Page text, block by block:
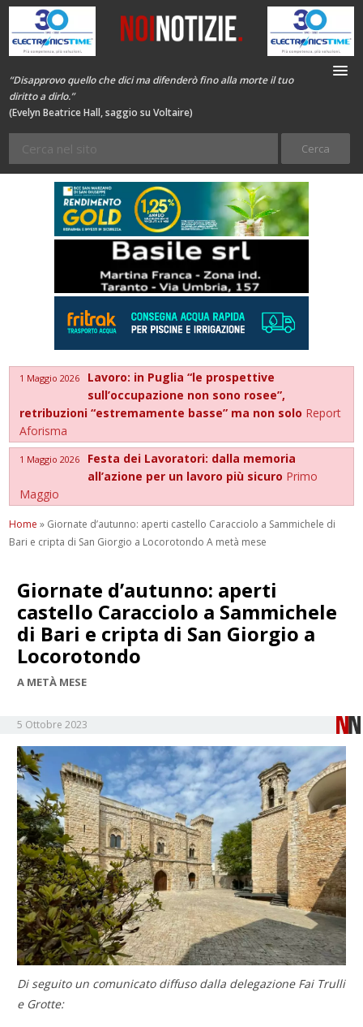
“Disapprovo quello che dici ma difenderò fino alla morte il tuo
diritto a dirlo.”
(Evelyn Beatrice Hall, saggio su Voltaire)
1 Maggio 2026
Lavoro: in Puglia “le prospettive
sull’occupazione non sono rosee”,
retribuzioni “estremamente basse” ma non solo Report
Aforisma
1 Maggio 2026
Festa dei Lavoratori: dalla memoria
all’azione per un lavoro più sicuro Primo
Maggio
Home » Giornate d’autunno: aperti castello Caracciolo a Sammichele di
Bari e cripta di San Giorgio a Locorotondo A metà mese
Giornate d’autunno: aperti
castello Caracciolo a Sammichele
di Bari e cripta di San Giorgio a
Locorotondo
A METÀ MESE
5 Ottobre 2023
Di seguito un comunicato diffuso dalla delegazione Fai Trulli
e Grotte: